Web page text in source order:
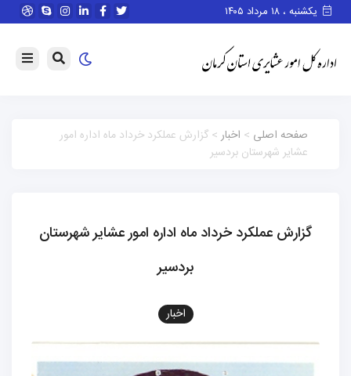
یکشنبه ، ۱۸ مرداد ۱۴۰۵
صفحه اصلی > اخبار> گزارش عملکرد خرداد ماه اداره امور
عشایر شهرستان بردسیر
گزارش عملکرد خرداد ماه اداره امور عشایر شهرستان
بردسیر
اخبار